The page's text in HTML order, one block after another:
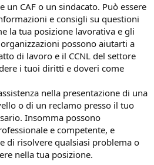
un CAF o un sindacato. Può essere
e consigli su questioni
la tua posizione lavorativa e gli
possono aiutarti a
di lavoro e il CCNL del settore
i tuoi diritti e doveri come
nella presentazione di una
o di un reclamo presso il tuo
Insomma possono
e competente, e
di risolvere qualsiasi problema o
nella tua posizione.